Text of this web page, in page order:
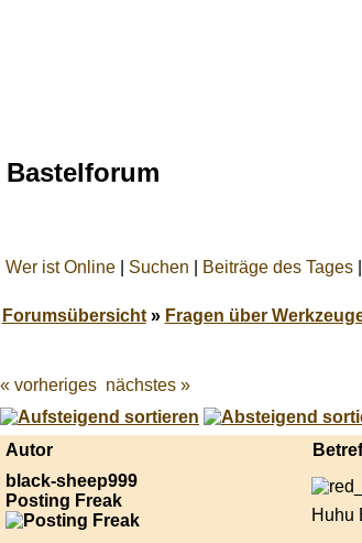
Bastelforum
Wer ist Online Suchen Beiträge des Tages
Forumsübersicht» Fragen über
Best
online
live
casino
« vorheriges nächstes »
Autor
black-sheep999
Posting Freak
Huhu